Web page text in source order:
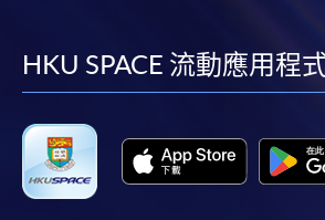
facebook
HKU SPACE 流動應用程